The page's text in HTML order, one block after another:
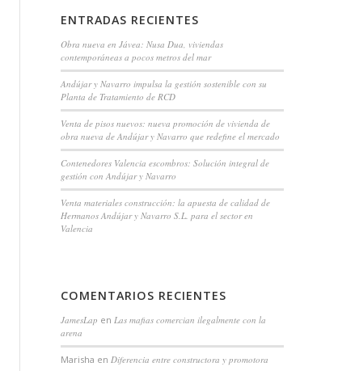
ENTRADAS RECIENTES
Obra nueva en Jávea: Nusa Dua, viviendas
contemporáneas a pocos metros del mar
Andújar y Navarro impulsa la gestión sostenible con su
Planta de Tratamiento de RCD
Venta de pisos nuevos: nueva promoción de vivienda de
obra nueva de Andújar y Navarro que redefine el mercado
Contenedores Valencia escombros: Solución integral de
gestión con Andújar y Navarro
Venta materiales construcción: la apuesta de calidad de
Hermanos Andújar y Navarro S.L. para el sector en
Valencia
COMENTARIOS RECIENTES
JamesLap enLas mafias comercian ilegalmente con la
arena
Marisha enDiferencia entre constructora y promotora